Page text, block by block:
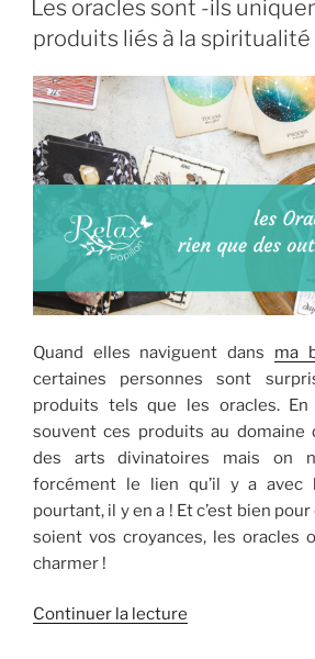
Les oracles sont -ils
produits liés à la spiritualité
Quand elles naviguent dans ma
certaines personnes sont
produits tels que les oracles.
souvent ces produits au domaine
des arts divinatoires mais on
forcément le lien qu’il y a
pourtant, il y en a ! Et c’est bien
soient vos croyances, les oracles
charmer !
Continuer la lecture